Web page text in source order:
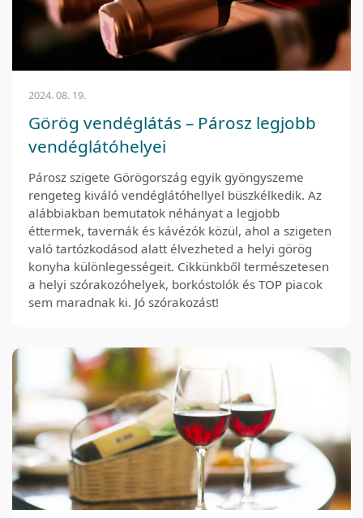
2024. 08. 19.
Görög vendéglátás – Párosz legjobb
vendéglátóhelyei
Párosz szigete Görögország egyik gyöngyszeme
rengeteg kiváló vendéglátóhellyel büszkélkedik. Az
alábbiakban bemutatok néhányat a legjobb
éttermek, tavernák és kávézók közül, ahol a szigeten
való tartózkodásod alatt élvezheted a helyi görög
konyha különlegességeit. Cikkünkből természetesen
a helyi szórakozóhelyek, borkóstolók és TOP piacok
sem maradnak ki. Jó szórakozást!